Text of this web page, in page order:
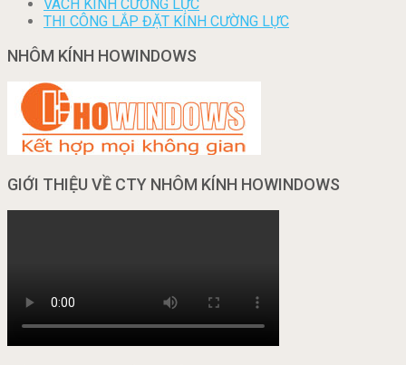
VÁCH KÍNH CƯỜNG LỰC
THI CÔNG LẮP ĐẶT KÍNH CƯỜNG LỰC
NHÔM KÍNH HOWINDOWS
GIỚI THIỆU VỀ CTY NHÔM KÍNH HOWINDOWS